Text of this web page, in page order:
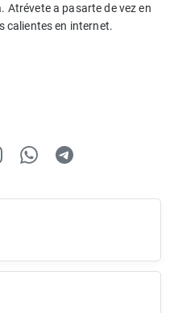
Atrévete a pasarte de vez en
calientes en internet.